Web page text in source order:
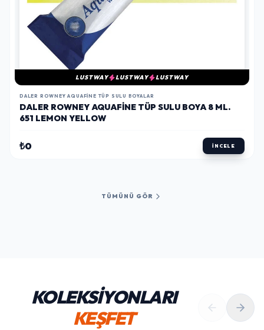
LUSTWAY LUSTWAY LUSTWAY
DALER ROWNEY AQUAFINE TÜP SULU BOYALAR
DALER ROWNEY AQUAFINE TÜP SULU BOYA 8 ML.
651 LEMON YELLOW
₺0 İNCELE
TÜMÜNÜ GÖR
KOLEKSİYONLARI
KEŞFET